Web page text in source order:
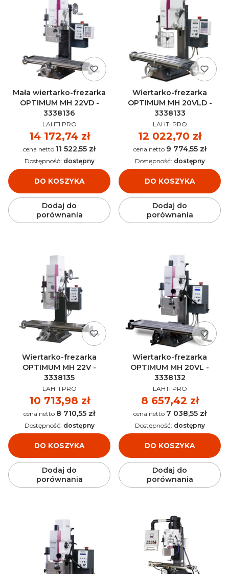
Mała wiertarko-frezarka
OPTIMUM MH 22VD -
3338136
PRODUCENT
LAHTI PRO
Cena
14 172,74 zł
Cena 11 522,55 zł
DO KOSZYKA
Dostępność: dostępny
Dodaj do
porównania
Wiertarko-frezarka
OPTIMUM MH 20VLD -
3338133
PRODUCENT
LAHTI PRO
Cena
12 022,70 zł
Cena 9 774,55 zł
DO KOSZYKA
Dostępność: dostępny
Dodaj do
porównania
Wiertarko-frezarka
OPTIMUM MH 22V -
3338135
PRODUCENT
LAHTI PRO
Cena
10 713,98 zł
Cena 8 710,55 zł
DO KOSZYKA
Dostępność: dostępny
Dodaj do
porównania
Wiertarko-frezarka
OPTIMUM MH 20VL -
3338132
PRODUCENT
LAHTI PRO
Cena
8 657,42 zł
Cena 7 038,55 zł
DO KOSZYKA
Dostępność: dostępny
Dodaj do
porównania